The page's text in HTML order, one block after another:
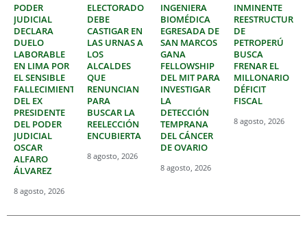
PODER
JUDICIAL
DECLARA
DUELO
LABORABLE
EN LIMA POR
EL SENSIBLE
FALLECIMIENTO
DEL EX
PRESIDENTE
DEL PODER
JUDICIAL
OSCAR
ALFARO
ÁLVAREZ
8 agosto, 2026
ELECTORADO
DEBE
CASTIGAR EN
LAS URNAS A
LOS
ALCALDES
QUE
RENUNCIAN
PARA
BUSCAR LA
REELECCIÓN
ENCUBIERTA
8 agosto, 2026
INGENIERA
BIOMÉDICA
EGRESADA DE
SAN MARCOS
GANA
FELLOWSHIP
DEL MIT PARA
INVESTIGAR
LA
DETECCIÓN
TEMPRANA
DEL CÁNCER
DE OVARIO
8 agosto, 2026
INMINENTE
DE
PETROPERÚ
BUSCA
FRENAR EL
MILLONARIO
DÉFICIT
FISCAL
8 agosto, 2026